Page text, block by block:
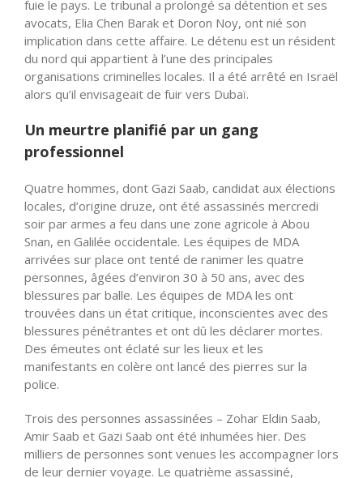
fuie le pays. Le tribunal a prolongé sa détention et ses
avocats, Elia Chen Barak et Doron Noy, ont nié son
implication dans cette affaire. Le détenu est un résident
du nord qui appartient à l’une des principales
organisations criminelles locales. Il a été arrêté en Israël
alors qu’il envisageait de fuir vers Dubaï.
Un meurtre planifié par un gang
professionnel
Quatre hommes, dont Gazi Saab, candidat aux élections
locales, d’origine druze, ont été assassinés mercredi
soir par armes a feu dans une zone agricole à Abou
Snan, en Galilée occidentale. Les équipes de MDA
arrivées sur place ont tenté de ranimer les quatre
personnes, âgées d’environ 30 à 50 ans, avec des
blessures par balle. Les équipes de MDA les ont
trouvées dans un état critique, inconscientes avec des
blessures pénétrantes et ont dû les déclarer mortes.
Des émeutes ont éclaté sur les lieux et les
manifestants en colère ont lancé des pierres sur la
police.
Trois des personnes assassinées – Zohar Eldin Saab,
Amir Saab et Gazi Saab ont été inhumées hier. Des
milliers de personnes sont venues les accompagner lors
de leur dernier voyage. Le quatrième assassiné,